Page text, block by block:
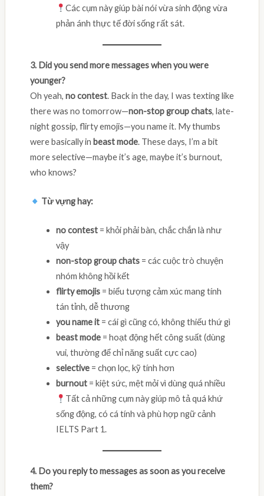
Các cụm này giúp bài nói vừa sinh động vừa
phản ánh thực tế đời sống rất sát.
3. Did you send more messages when you were
younger?
Oh yeah, no contest. Back in the day, I was texting like
there was no tomorrow—non-stop group chats, late-
night gossip, flirty emojis—you name it. My thumbs
were basically in beast mode. These days, I’m a bit
more selective—maybe it’s age, maybe it’s burnout,
who knows?
Từ vựng hay:
no contest= khỏi phải bàn, chắc chắn là như
vậy
non-stop group chats= các cuộc trò chuyện
nhóm không hồi kết
flirty emojis= biểu tượng cảm xúc mang tính
tán tỉnh, dễ thương
you name it= cái gì cũng có, không thiếu thứ gì
beast mode= hoạt động hết công suất (dùng
vui, thường để chỉ năng suất cực cao)
selective= chọn lọc, kỹ tính hơn
burnout= kiệt sức, mệt mỏi vì dùng quá nhiều
Tất cả những cụm này giúp mô tả quá khứ
sống động, có cá tính và phù hợp ngữ cảnh
IELTS Part 1.
4. Do you reply to messages as soon as you receive
them?